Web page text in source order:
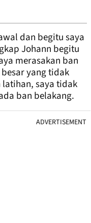
dan begitu saya
Johann begitu
merasakan ban
yang tidak
saya tidak
ban belakang.
ADVERTISEMENT